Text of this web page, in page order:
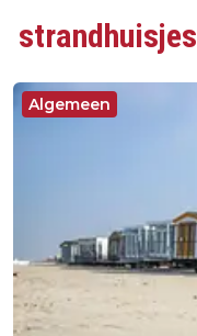
strandhuisjes
Algemeen